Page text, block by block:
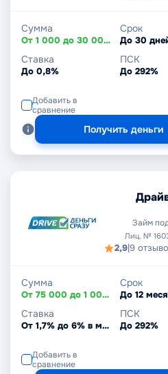
Сумма
От 1 000 до 30 000 ₽
Срок
До 30
Ставка
До 0,8%
ПСК
До 292%
Добавить в
сравнение
Получить деньги
Займ
Лиц. №
2,9|9
Сумма
От 75 000 до 1 000 000 ₽
Срок
До 12
Ставка
От 1,7% до 6% в месяц
ПСК
До 292%
Добавить в
сравнение